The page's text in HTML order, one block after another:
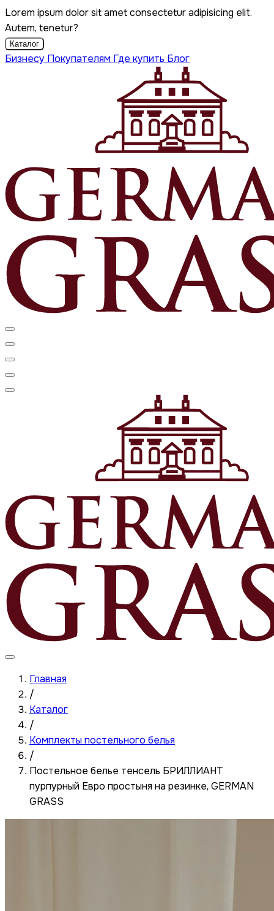
Lorem ipsum dolor sit amet consectetur adipisicing elit.
Autem, tenetur?
Каталог
Бизнесу Покупателям Где купить Блог
Главная
/
Каталог
/
Комплекты постельного белья
/
Постельное белье тенсель БРИЛЛИАНТ
пурпурный Евро простыня на резинке, GERMAN
GRASS